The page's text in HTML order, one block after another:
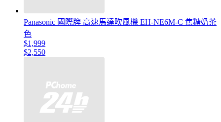
Panasonic 國際牌 高速馬達吹風機 EH-NE6M-C 焦糖奶茶
色
$1,999
$2,550